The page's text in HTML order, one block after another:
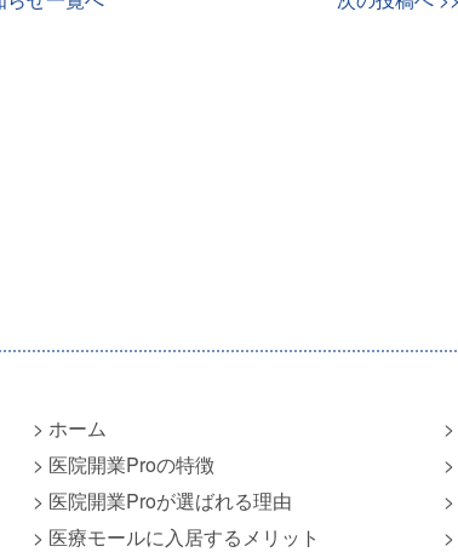
ホーム
医院開業Proの特徴
医院開業Proが選ばれる理由
医療モールに入居するメリット